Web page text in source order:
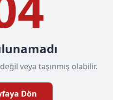
veya taşınmış olabilir.
Dön